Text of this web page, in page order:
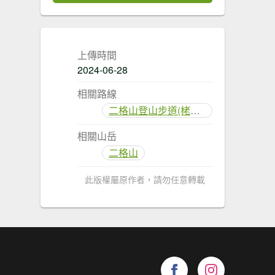
上傳時間
2024-06-28
相關路線
二格山登山步道(栳寮線)
相關山岳
二格山
此版權屬原作者，請勿任意轉載